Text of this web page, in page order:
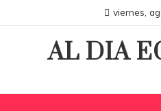
viernes,
AL DIA